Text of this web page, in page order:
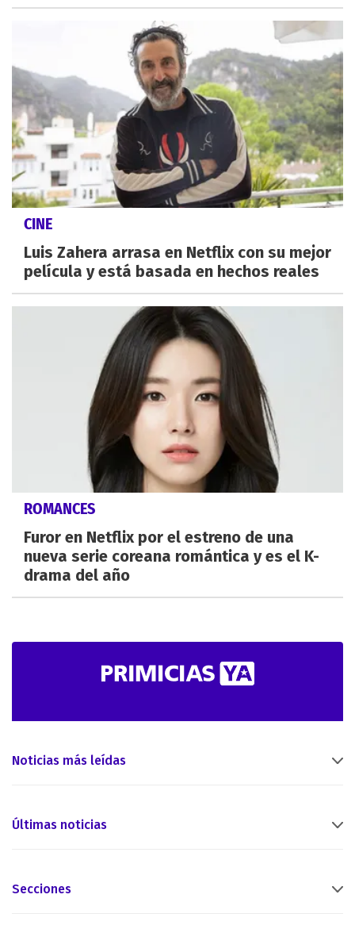
CINE
Luis Zahera arrasa en Netflix con su mejor
película y está basada en hechos reales
ROMANCES
Furor en Netflix por el estreno de una
nueva serie coreana romántica y es el K-
drama del año
Noticias más leídas
Últimas noticias
Secciones